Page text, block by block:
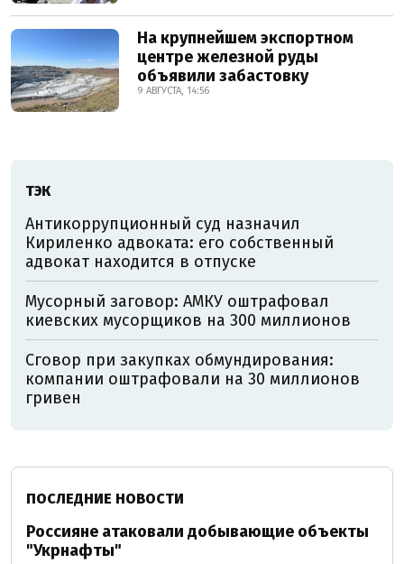
На крупнейшем экспортном
центре железной руды
объявили забастовку
9 АВГУСТА, 14:56
ТЭК
Антикоррупционный суд назначил
Кириленко адвоката: его собственный
адвокат находится в отпуске
Мусорный заговор: АМКУ оштрафовал
киевских мусорщиков на 300 миллионов
Сговор при закупках обмундирования:
компании оштрафовали на 30 миллионов
гривен
ПОСЛЕДНИЕ НОВОСТИ
Россияне атаковали добывающие объекты
"Укрнафты"